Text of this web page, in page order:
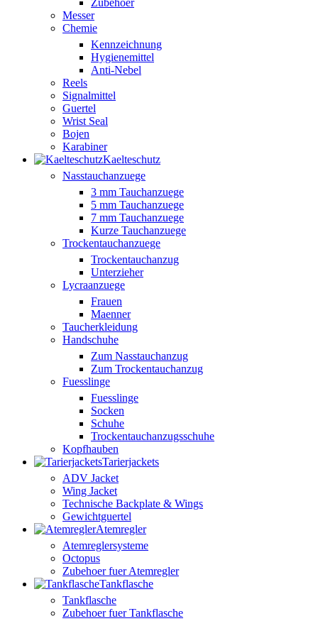
Zubehoer
Messer
Chemie
Kennzeichnung
Hygienemittel
Anti-Nebel
Reels
Signalmittel
Guertel
Wrist Seal
Bojen
Karabiner
Kaelteschutz
Nasstauchanzuege
3 mm Tauchanzuege
5 mm Tauchanzuege
7 mm Tauchanzuege
Kurze Tauchanzuege
Trockentauchanzuege
Trockentauchanzug
Unterzieher
Lycraanzuege
Frauen
Maenner
Taucherkleidung
Handschuhe
Zum Nasstauchanzug
Zum Trockentauchanzug
Fuesslinge
Fuesslinge
Socken
Schuhe
Trockentauchanzugsschuhe
Kopfhauben
Tarierjackets
ADV Jacket
Wing Jacket
Technische Backplate & Wings
Gewichtguertel
Atemregler
Atemreglersysteme
Octopus
Zubehoer fuer Atemregler
Tankflasche
Tankflasche
Zubehoer fuer Tankflasche